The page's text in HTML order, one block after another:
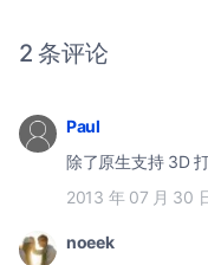
2 条评论
Paul
除了原生支持 3D
2013 年 07 月 30
noeek